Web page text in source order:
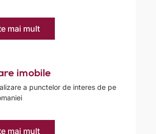
mai mult
imobile
a punctelor de interes de pe
mai mult